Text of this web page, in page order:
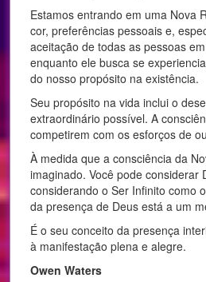
Estamos entrando em uma Nova
cor, preferências pessoais e,
aceitação de todas as pessoas
enquanto ele busca se
do nosso propósito na existência.
Seu propósito na vida inclui o
extraordinário possível. A
competirem com os esforços de
À medida que a consciência da
imaginado. Você pode considerar
considerando o Ser Infinito como
da presença de Deus está a um
É o seu conceito da presença
à manifestação plena e alegre.
Owen Waters